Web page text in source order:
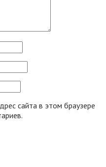
сайта в этом браузере